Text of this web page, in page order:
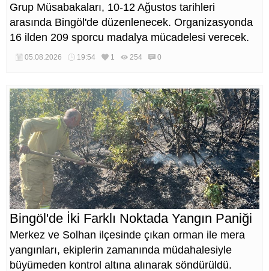
Grup Müsabakaları, 10-12 Ağustos tarihleri
arasında Bingöl'de düzenlenecek. Organizasyonda
16 ilden 209 sporcu madalya mücadelesi verecek.
05.08.2026 19:54 1 254 0
Bingöl'de İki Farklı Noktada Yangın Paniği
Merkez ve Solhan ilçesinde çıkan orman ile mera
yangınları, ekiplerin zamanında müdahalesiyle
büyümeden kontrol altına alınarak söndürüldü.